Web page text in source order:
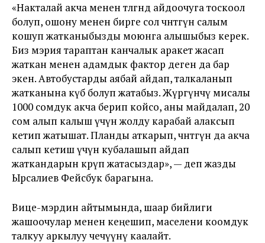
«Накталай акча менен төлөгөндө айдоочуга тоскоол
болуп, ошону менен бирге сол чөнтөгүнө салым
кошуп жатканыбызды моюнга алышыбыз керек.
Биз мэрия тараптан канчалык аракет жасап
жаткан менен адамдык фактор деген да бар
экен. Автобустарды аябай айдап, талкаланып
жатканына күбө болуп жатабыз. Жүргүнчү мисалы
1000 сомдук акча берип койсо, аны майдалап, 20
сом алып калыш үчүн жолду карабай алаксып
кетип жатышат. Планды аткарып, чөнтөгүнө да акча
салып кетиш үчүн кубалашып айдап
жаткандарын көрүп жатасыздар», — деп жазды
Ырсалиев Фейсбук барагына.
Вице-мэрдин айтымында, шаар бийлиги
жашоочулар менен кеңешип, маселени коомдук
талкуу аркылуу чечүүнү каалайт.